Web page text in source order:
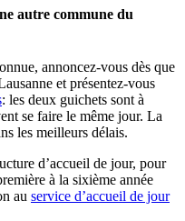
autre commune du
annoncez-vous dès que
et présentez-vous
: les deux guichets sont à
se faire le même jour. La
les meilleurs délais.
d’accueil de jour, pour
à la sixième année
au service d’accueil de jour